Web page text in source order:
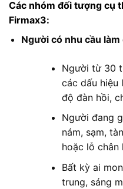
Các nhóm đối tượng cụ
Firmax3:
Người có nhu cầu
Người từ 30
các dấu hiệu
độ đàn hồi,
Người đang
nám, sạm,
hoặc lỗ chân
Bất kỳ ai
trung, sáng